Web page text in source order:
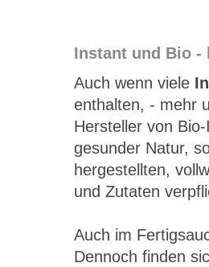
Instant und Bio -
Auch wenn viele
enthalten, - mehr
Hersteller von
gesunder Natur,
hergestellten,
und Zutaten
Auch im
Dennoch finden